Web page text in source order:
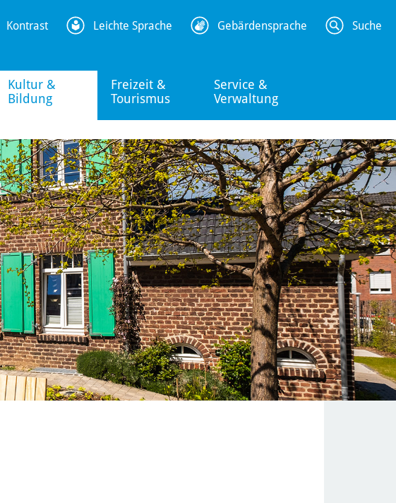
Kultur &
Bildung
Freizeit &
Tourismus
Service &
Verwaltung
Kontrast Leichte Sprache Gebärdensprache Suche